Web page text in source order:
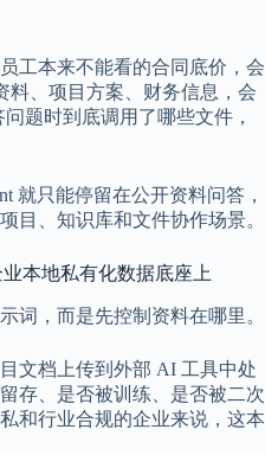
工本来不能看的合同底价，会
料、项目方案、财务信息，会
题时到底调用了哪些文件，
就只能停留在公开资料问答，
目、知识库和文件协作场景。
本地私有化数据底座上
词，而是先控制资料在哪里。
文档上传到外部 AI 工具中处
存、是否被训练、是否被二次
和行业合规的企业来说，这本